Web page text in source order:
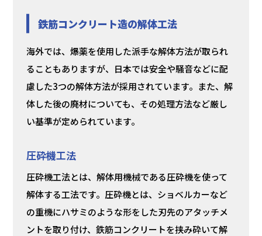
鉄筋コンクリート造の解体工法
海外では、爆薬を使用した派手な解体方法が取られ
ることもありますが、日本では安全や騒音などに配
慮した3つの解体方法が採用されています。また、解
体した後の廃材についても、その処理方法など厳し
い基準が定められています。
圧砕機工法
圧砕機工法とは、解体用機械である圧砕機を使って
解体する工法です。圧砕機とは、ショベルカーなど
の重機にハサミのような形をした刃先のアタッチメ
ントを取り付け、鉄筋コンクリートを挟み砕いて解